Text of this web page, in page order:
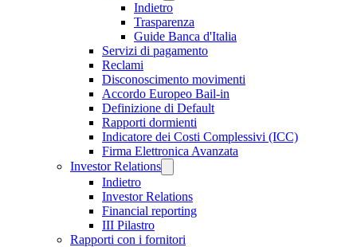
Indietro
Trasparenza
Guide Banca d'Italia
Servizi di pagamento
Reclami
Disconoscimento movimenti
Accordo Europeo Bail-in
Definizione di Default
Rapporti dormienti
Indicatore dei Costi Complessivi (ICC)
Firma Elettronica Avanzata
Investor Relations
Indietro
Investor Relations
Financial reporting
III Pilastro
Rapporti con i fornitori